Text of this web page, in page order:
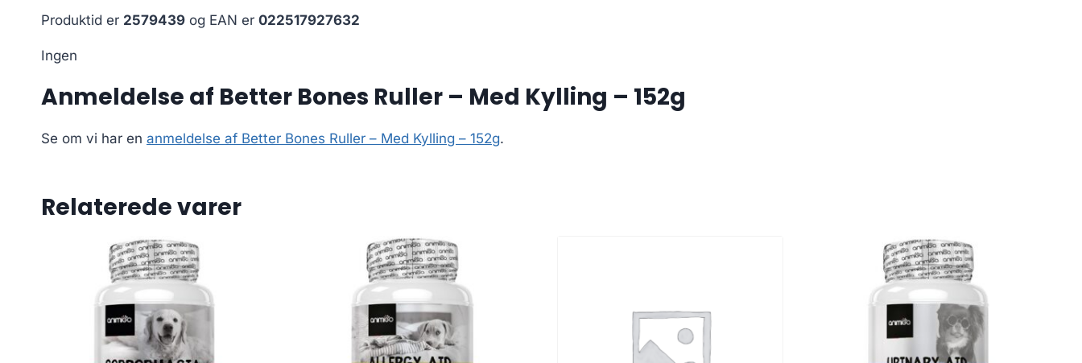
Produktid er 2579439 og EAN er 022517927632
Ingen
Anmeldelse af Better Bones Ruller – Med Kylling – 152g
Se om vi har en anmeldelse af Better Bones Ruller – Med Kylling – 152g.
Relaterede varer